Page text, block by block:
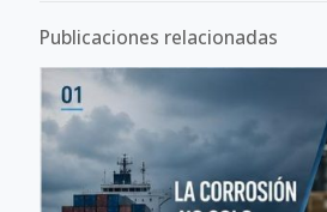
Publicaciones relacionadas